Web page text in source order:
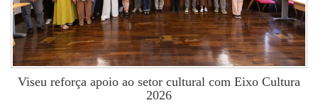
Viseu reforça apoio ao setor cultural com Eixo Cultura
2026